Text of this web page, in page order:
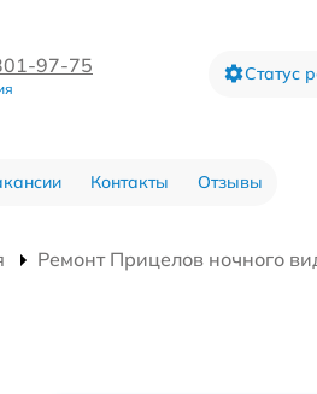
97-75 Статус
Контакты Отзывы
Ремонт Прицелов ночного